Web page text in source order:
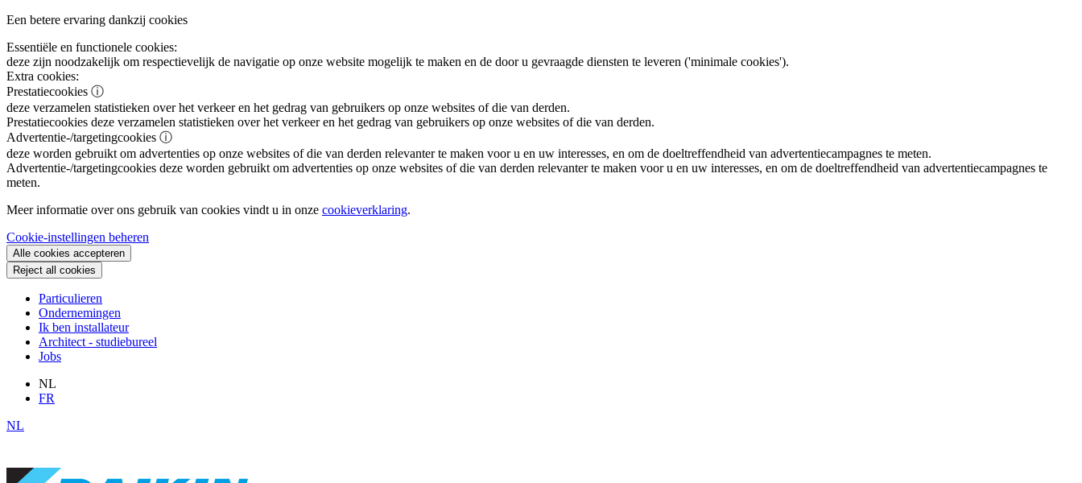
Een betere ervaring dankzij cookies
Essentiële en functionele cookies:
deze zijn noodzakelijk om respectievelijk de navigatie op onze website mogelijk te maken en de door u gevraagde diensten te leveren ('minimale cookies').
Extra cookies:
Prestatiecookies ⓘ
deze verzamelen statistieken over het verkeer en het gedrag van gebruikers op onze websites of die van derden.
Prestatiecookies deze verzamelen statistieken over het verkeer en het gedrag van gebruikers op onze websites of die van derden.
Advertentie-/targetingcookies ⓘ
deze worden gebruikt om advertenties op onze websites of die van derden relevanter te maken voor u en uw interesses, en om de doeltreffendheid van advertentiecampagnes te meten.
Advertentie-/targetingcookies deze worden gebruikt om advertenties op onze websites of die van derden relevanter te maken voor u en uw interesses, en om de doeltreffendheid van advertentiecampagnes te
meten.
Meer informatie over ons gebruik van cookies vindt u in onze cookieverklaring.
Cookie-instellingen beheren
Alle cookies accepteren
Reject all cookies
Particulieren
Ondernemingen
Ik ben installateur
Architect - studiebureel
Jobs
NL
FR
NL